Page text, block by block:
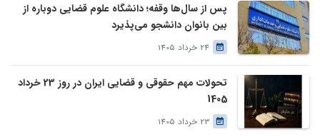
پس از سال‌ها وقفه؛ دانشگاه علوم قضایی دوباره از
بین بانوان دانشجو می‌پذیرد
24 خرداد 1405
تحولات مهم حقوقی و قضایی ایران در روز 23 خرداد
1405
23 خرداد 1405